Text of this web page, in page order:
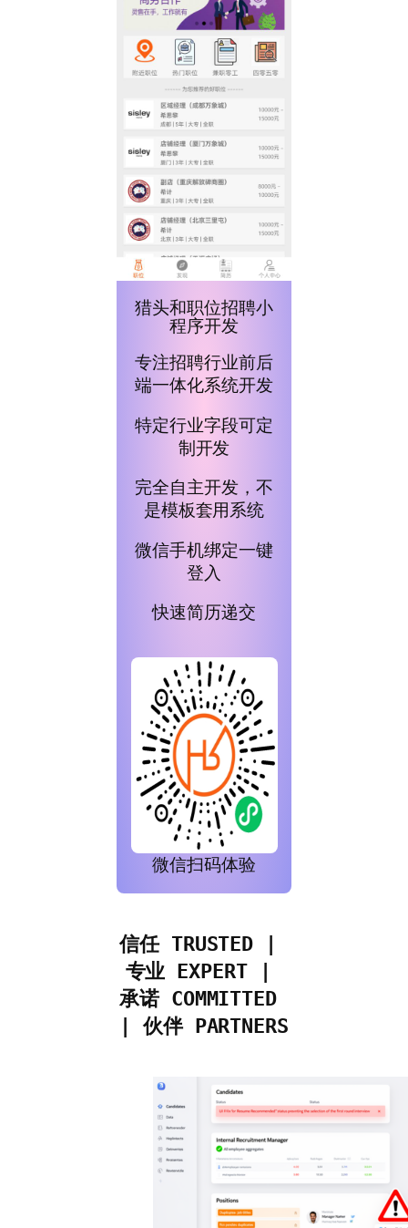
猎头和职位招聘小
程序开发
专注招聘行业前后
端一体化系统开发
特定行业字段可定
制开发
完全自主开发，不
是模板套用系统
微信手机绑定一键
登入
快速简历递交
微信扫码体验
信任 TRUSTED |
专业 EXPERT |
承诺 COMMITTED
| 伙伴 PARTNERS